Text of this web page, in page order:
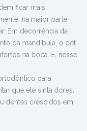
ficar mais
na maior parte
Em decorrência da
da mandíbula, o pet
na boca. E, nesse
para
que ele sinta dores,
dentes crescidos em